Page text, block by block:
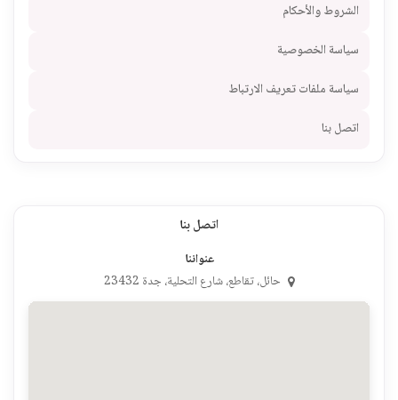
الشروط والأحكام
سياسة الخصوصية
سياسة ملفات تعريف الارتباط
اتصل بنا
اتصل بنا
عنواننا
حائل، تقاطع، شارع التحلية، جدة 23432